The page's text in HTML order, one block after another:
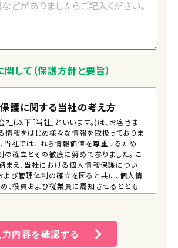
して（保護方針と要旨）
護に関する当社の考え方
社(以下「当社」といいます。)は、お客さま
情報をはじめ様々な情報を取扱っておりま
、当社ではこれら情報価値を尊重するため
の確立とその徹底に努めて参りました。 こ
まえ、当社における個人情報保護につい
よび管理体制の確立を図ると共に、個人情
、役員および従業員に周知させるととも
容易に入手できる措置を講じるものとしま
力内容を確認する